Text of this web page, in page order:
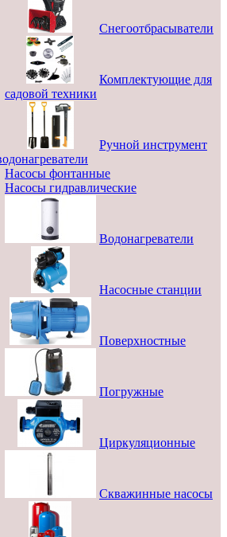
Снегоотбрасыватели
Комплектующие для
садовой техники
Ручной инструмент
Насосы фонтанные
Насосы гидравлические
Водонагреватели
Насосные станции
Поверхностные
Погружные
Циркуляционные
Скважинные насосы